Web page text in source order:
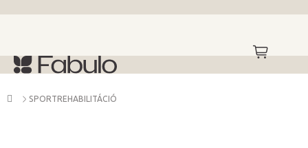
KOSÁR
Kezdőlap
SPORTREHABILITÁCIÓ